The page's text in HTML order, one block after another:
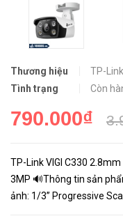
Thương hiệu
TP-Link
Tình trạng
Còn
790.000₫
TP-Link VIGI C330
3MP 🔊Thông tin sản phẩm: Model: TP-Link VIGI C330.
ảnh: 1/3” Progressive